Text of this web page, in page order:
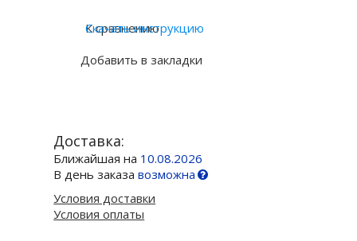
К сравнению
Добавить в закладки
Скачать инструкцию
Доставка:
Ближайшая на 10.08.2026
В день заказавозможна
Условия доставки
Условия оплаты